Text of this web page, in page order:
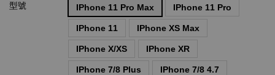
型號 IPhone 11 Pro Max IPhone 11 Pro
IPhone 11 IPhone XS Max
IPhone X/XS IPhone XR
IPhone 7/8 Plus IPhone 7/8 4.7